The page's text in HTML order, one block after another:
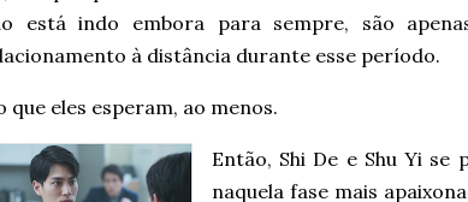
está indo embora para sempre, são
à distância durante esse período.
que eles esperam, ao menos.
Então, Shi De e Shu Yi se
naquela fase mais